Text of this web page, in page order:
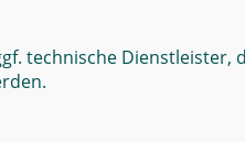
technische